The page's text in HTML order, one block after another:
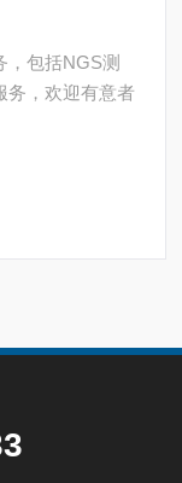
，包括NGS测
务，欢迎有意者